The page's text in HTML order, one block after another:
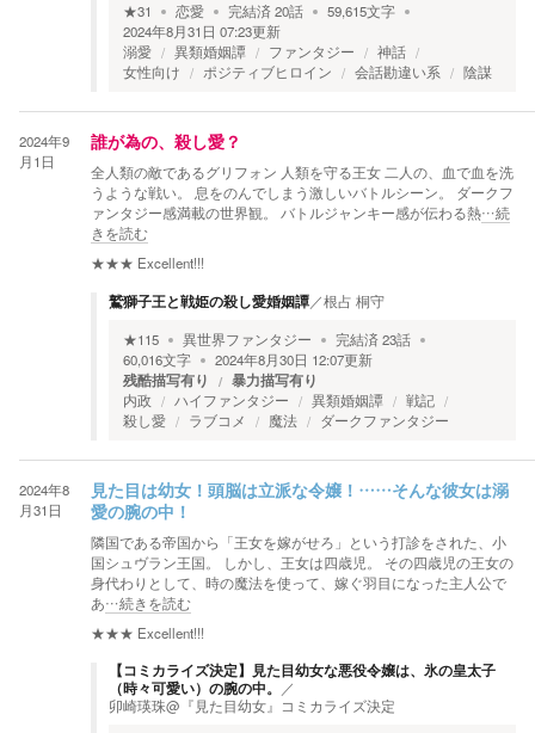
★31 恋愛 完結済20話 59,615文字
2024年8月31日 07:23更新
溺愛
異類婚姻譚 ファンタジー
神話
女性向け
ポジティブヒロイン 会話勘違い系 陰謀
2024年9
月1日
誰が為の、殺し愛？
全人類の敵であるグリフォン 人類を守る王女 二人の、血で血を洗
うような戦い。 息をのんでしまう激しいバトルシーン。 ダークフ
ァンタジー感満載の世界観。 バトルジャンキー感が伝わる熱…続
きを読む
★★★ Excellent!!!
鷲獅子王と戦姫の殺し愛婚姻譚／根占 桐守
★115 異世界ファンタジー 完結済23話
60,016文字 2024年8月30日 12:07更新
残酷描写有り 暴力描写有り
内政 ハイファンタジー 異類婚姻譚
戦記
殺し愛
ラブコメ 魔法 ダークファンタジー
2024年8
月31日
見た目は幼女！頭脳は立派な令嬢！……そんな彼女は溺
愛の腕の中！
隣国である帝国から「王女を嫁がせろ」という打診をされた、小
国シュヴラン王国。 しかし、王女は四歳児。 その四歳児の王女の
身代わりとして、時の魔法を使って、嫁ぐ羽目になった主人公で
あ…続きを読む
★★★ Excellent!!!
【コミカライズ決定】見た目幼女な悪役令嬢は、氷の皇太子
（時々可愛い）の腕の中。
／
卯崎瑛珠@『見た目幼女』コミカライズ決定